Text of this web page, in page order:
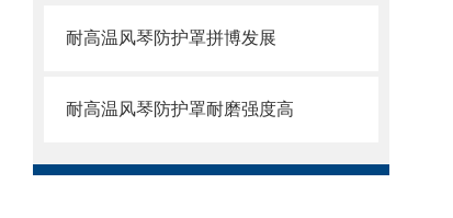
耐高温风琴防护罩拼博发展
耐高温风琴防护罩耐磨强度高